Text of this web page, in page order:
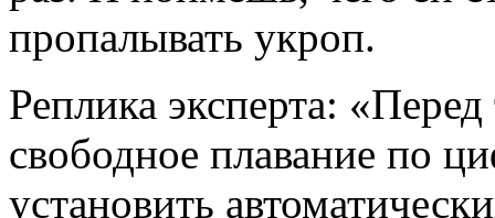
пропалывать укроп.
Реплика эксперта:
свободное плавание по
установить